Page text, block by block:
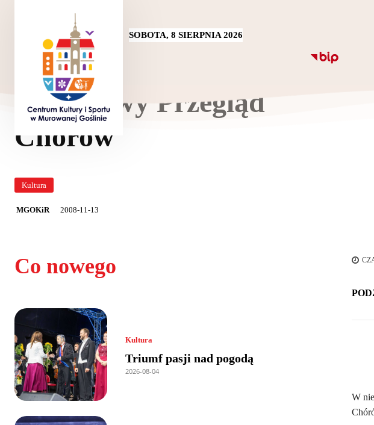
SOBOTA, 8 SIERPNIA 2026
Powiatowy Przegląd
Chórów
Kultura
MGOKiR 2008-11-13
Co nowego
Kultura
Triumf pasji nad pogodą
2026-08-04
W